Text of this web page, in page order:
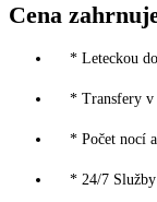
Cena
* Leteckou
* Transfery v
* Počet nocí
* 24/7 Služby